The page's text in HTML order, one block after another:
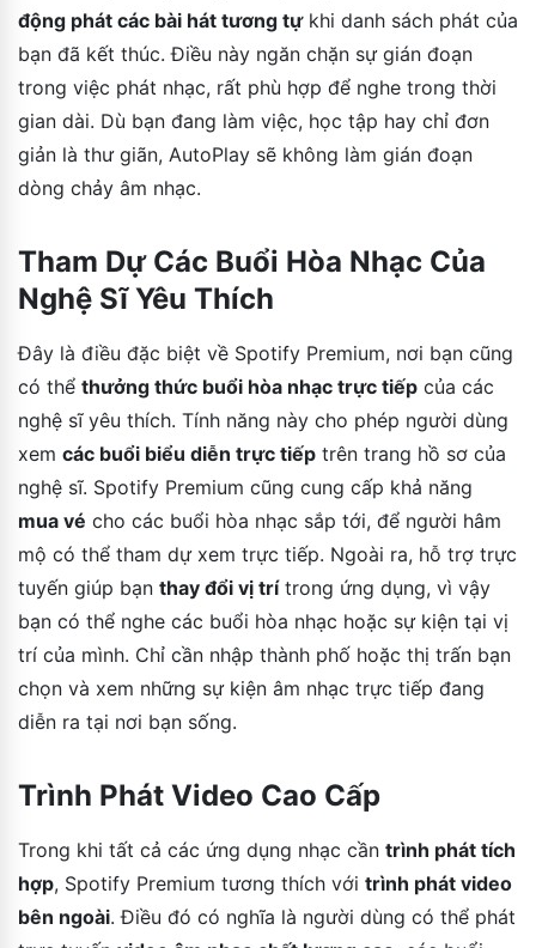
động phát các bài hát tương tựkhi danh sách phát của
bạn đã kết thúc. Điều này ngăn chặn sự gián đoạn
trong việc phát nhạc, rất phù hợp để nghe trong thời
gian dài. Dù bạn đang làm việc, học tập hay chỉ đơn
giản là thư giãn, AutoPlay sẽ không làm gián đoạn
dòng chảy âm nhạc.
Tham Dự Các Buổi Hòa Nhạc Của
Nghệ Sĩ Yêu Thích
Đây là điều đặc biệt về Spotify Premium, nơi bạn cũng
có thể thưởng thức buổi hòa nhạc trực tiếp của các
nghệ sĩ yêu thích. Tính năng này cho phép người dùng
xem các buổi biểu diễn trực tiếp trên trang hồ sơ của
nghệ sĩ. Spotify Premium cũng cung cấp khả năng
mua vé cho các buổi hòa nhạc sắp tới, để người hâm
mộ có thể tham dự xem trực tiếp. Ngoài ra, hỗ trợ trực
tuyến giúp bạn thay đổi vị trítrong ứng dụng, vì vậy
bạn có thể nghe các buổi hòa nhạc hoặc sự kiện tại vị
trí của mình. Chỉ cần nhập thành phố hoặc thị trấn bạn
chọn và xem những sự kiện âm nhạc trực tiếp đang
diễn ra tại nơi bạn sống.
Trình Phát Video Cao Cấp
Trong khi tất cả các ứng dụng nhạc cần trình phát tích
hợp, Spotify Premium tương thích với trình phát video
bên ngoài. Điều đó có nghĩa là người dùng có thể phát